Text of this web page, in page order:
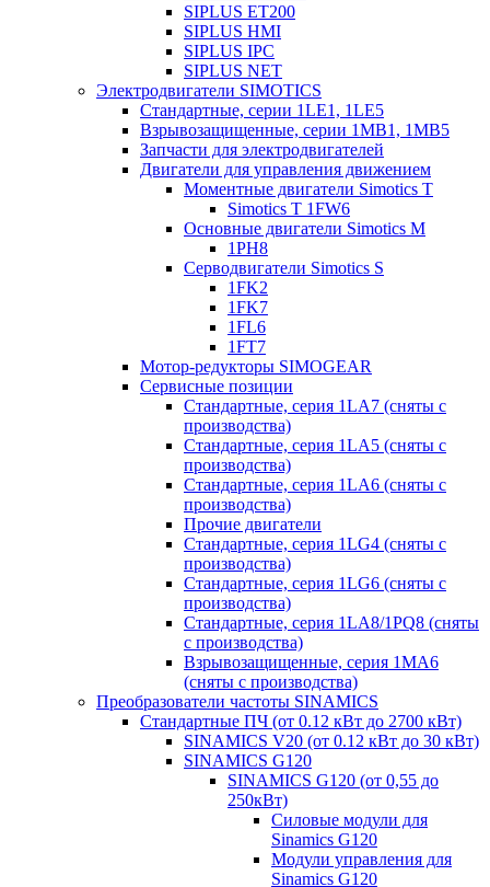
SIPLUS ET200
SIPLUS HMI
SIPLUS IPC
SIPLUS NET
Электродвигатели SIMOTICS
Стандартные, серии 1LE1, 1LE5
Взрывозащищенные, серии 1MB1, 1MB5
Запчасти для электродвигателей
Двигатели для управления движением
Моментные двигатели Simotics T
Simotics T 1FW6
Основные двигатели Simotics M
1PH8
Серводвигатели Simotics S
1FK2
1FK7
1FL6
1FT7
Мотор-редукторы SIMOGEAR
Сервисные позиции
Стандартные, серия 1LA7 (сняты с
производства)
Стандартные, серия 1LA5 (сняты с
производства)
Стандартные, серия 1LA6 (сняты с
производства)
Прочие двигатели
Стандартные, серия 1LG4 (сняты с
производства)
Стандартные, серия 1LG6 (сняты с
производства)
Стандартные, серия 1LA8/1PQ8 (сняты
с производства)
Взрывозащищенные, серия 1MA6
(сняты с производства)
Преобразователи частоты SINAMICS
Стандартные ПЧ (от 0.12 кВт до 2700 кВт)
SINAMICS V20 (от 0.12 кВт до 30 кВт)
SINAMICS G120
SINAMICS G120 (от 0,55 до
250кВт)
Силовые модули для
Sinamics G120
Модули управления для
Sinamics G120